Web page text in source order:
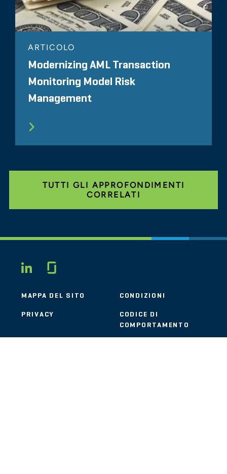
ARTICOLO
Modernizing AML Transaction
Monitoring Model Risk
Management
TUTTI GLI APPROFONDIMENTI
CORRELATI
LINKEDIN
MAPPA DEL SITO CONDIZIONI
PRIVACY
CODICE DI
COMPORTAMENTO